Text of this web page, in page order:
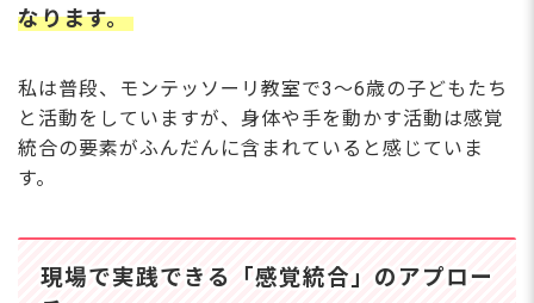
なります。
私は普段、モンテッソーリ教室で3～6歳の⼦どもたち
と活動をしていますが、⾝体や⼿を動かす活動は感覚
統合の要素がふんだんに含まれていると感じていま
す。
現場で実践できる「感覚統合」のアプロー